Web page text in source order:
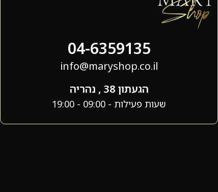
04-6359135
info@maryshop.co.il
הגעתון 38 , נהריה
שעות פעילות - 09:00 - 19:00